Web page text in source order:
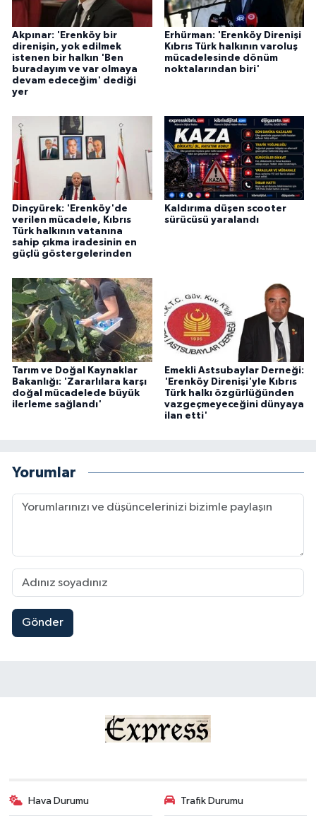
Akpınar: 'Erenköy bir
direnişin, yok edilmek
istenen bir halkın 'Ben
buradayım ve var olmaya
devam edeceğim' dediği
yer
Erhürman: 'Erenköy Direnişi
Kıbrıs Türk halkının varoluş
mücadelesinde dönüm
noktalarından biri'
Dinçyürek: 'Erenköy'de
verilen mücadele, Kıbrıs
Türk halkının vatanına
sahip çıkma iradesinin en
güçlü göstergelerinden
Kaldırıma düşen scooter
sürücüsü yaralandı
Tarım ve Doğal Kaynaklar
Bakanlığı: 'Zararlılara karşı
doğal mücadelede büyük
ilerleme sağlandı'
Emekli Astsubaylar Derneği:
'Erenköy Direnişi'yle Kıbrıs
Türk halkı özgürlüğünden
vazgeçmeyeceğini dünyaya
ilan etti'
Yorumlar
Gönder
Hava Durumu Trafik Durumu